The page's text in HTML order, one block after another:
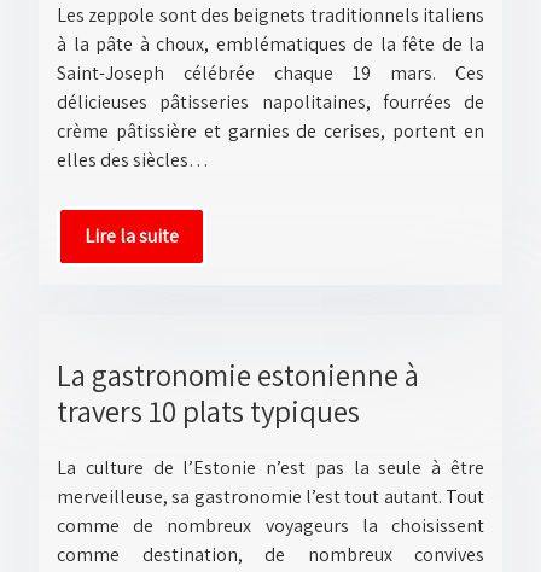
Les zeppole sont des beignets traditionnels italiens
à la pâte à choux, emblématiques de la fête de la
Saint-Joseph célébrée chaque 19 mars. Ces
délicieuses pâtisseries napolitaines, fourrées de
crème pâtissière et garnies de cerises, portent en
elles des siècles…
Lire la suite
La gastronomie estonienne à
travers 10 plats typiques
La culture de l’Estonie n’est pas la seule à être
merveilleuse, sa gastronomie l’est tout autant. Tout
comme de nombreux voyageurs la choisissent
comme destination, de nombreux convives